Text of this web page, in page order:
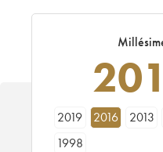
2019 2016 2013
1998